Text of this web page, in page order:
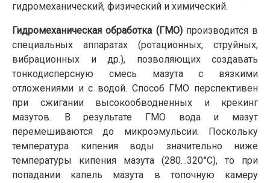
гидромеханический, физический и химический.
Гидромеханическая обработка (ГМО)производится в
специальных аппаратах (ротационных, струйных,
вибрационных и др.), позволяющих создавать
тонкодисперсную смесь мазута с вязкими
отложениями и с водой. Способ ГМО перспективен
при сжигании высокообводненных и крекинг
мазутов. В результате ГМО вода и мазут
перемешиваются до микроэмульсии. Поскольку
температура кипения воды значительно ниже
температуры ки­пения мазута (280…320°С), то при
попадании капель мазута в топочную камеру